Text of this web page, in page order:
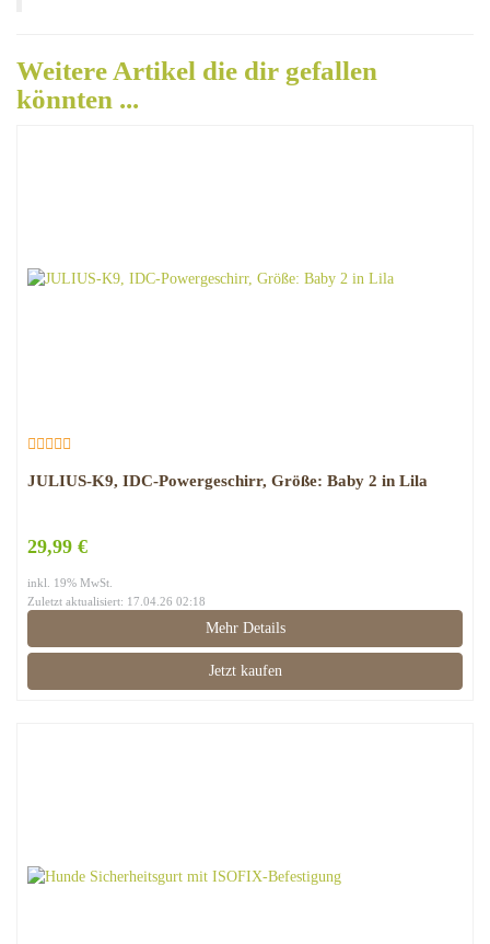
Weitere Artikel die dir gefallen
könnten ...
JULIUS-K9, IDC-Powergeschirr, Größe: Baby 2 in Lila
29,99 €
inkl. 19% MwSt.
Zuletzt aktualisiert: 17.04.26 02:18
Mehr Details
Jetzt kaufen